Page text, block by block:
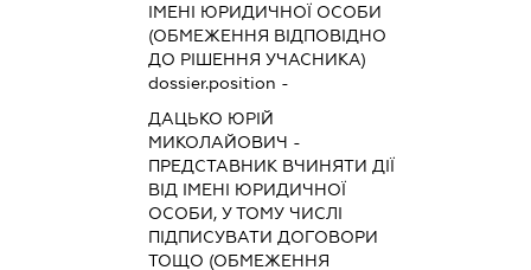
ІМЕНІ ЮРИДИЧНОЇ ОСОБИ
(ОБМЕЖЕННЯ ВІДПОВІДНО
ДО РІШЕННЯ УЧАСНИКА)
dossier.position -
ДАЦЬКО ЮРІЙ
МИКОЛАЙОВИЧ -
ПРЕДСТАВНИК ВЧИНЯТИ ДІЇ
ВІД ІМЕНІ ЮРИДИЧНОЇ
ОСОБИ, У ТОМУ ЧИСЛІ
ПІДПИСУВАТИ ДОГОВОРИ
ТОЩО (ОБМЕЖЕННЯ